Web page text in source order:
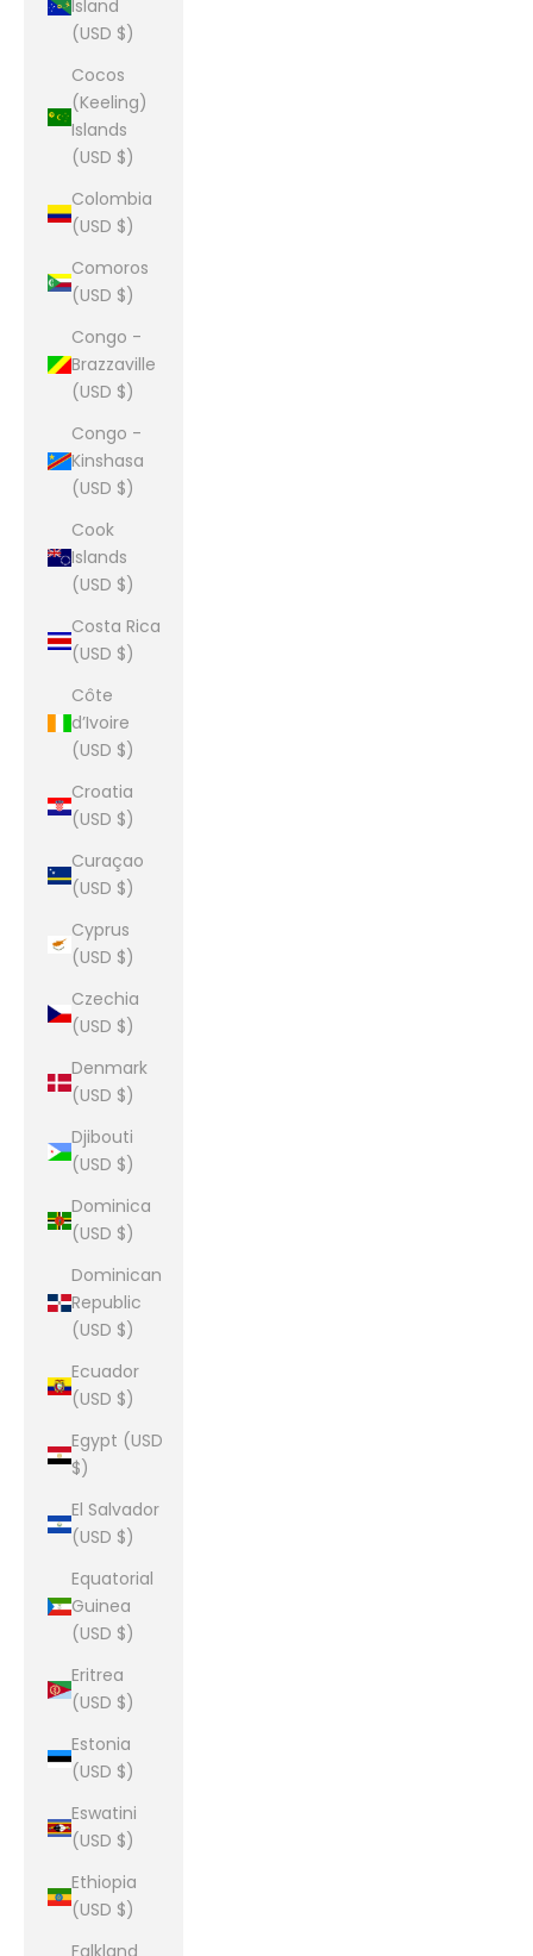
Island
(USD $)
Cocos
(Keeling)
Islands
(USD $)
Colombia
(USD $)
Comoros
(USD $)
Congo -
Brazzaville
(USD $)
Congo -
Kinshasa
(USD $)
Cook
Islands
(USD $)
Costa Rica
(USD $)
Côte
d’Ivoire
(USD $)
Croatia
(USD $)
Curaçao
(USD $)
Cyprus
(USD $)
Czechia
(USD $)
Denmark
(USD $)
Djibouti
(USD $)
Dominica
(USD $)
Dominican
Republic
(USD $)
Ecuador
(USD $)
Egypt (USD
$)
El Salvador
(USD $)
Equatorial
Guinea
(USD $)
Eritrea
(USD $)
Estonia
(USD $)
Eswatini
(USD $)
Ethiopia
(USD $)